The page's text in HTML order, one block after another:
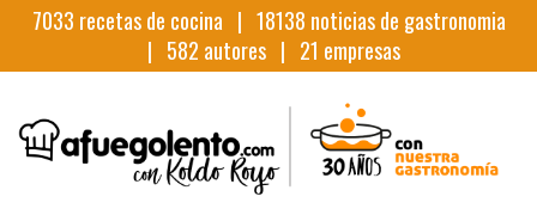
7033 recetas de cocina | 18138 noticias de gastronomia
| 582 autores | 21 empresas